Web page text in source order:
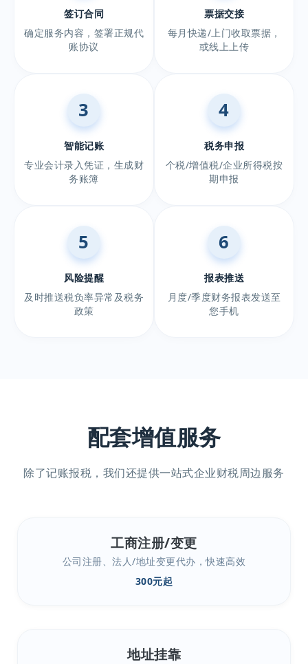
签订合同
确定服务内容，签署正规代
账协议
票据交接
每月快递/上门收取票据，
或线上上传
3
智能记账
专业会计录入凭证，生成财
务账簿
4
税务申报
个税/增值税/企业所得税按
期申报
5
风险提醒
及时推送税负率异常及税务
政策
6
报表推送
月度/季度财务报表发送至
您手机
配套增值服务
除了记账报税，我们还提供一站式企业财税周边服务
工商注册/变更
公司注册、法人/地址变更代办，快速高效
300元起
地址挂靠